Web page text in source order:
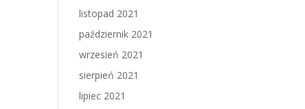
listopad 2021
październik 2021
wrzesień 2021
sierpień 2021
lipiec 2021